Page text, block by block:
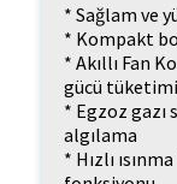
* Sağlam ve
* Kompakt
* Akıllı Fan
gücü tüketimi
* Egzoz gazı
algılama
* Hızlı